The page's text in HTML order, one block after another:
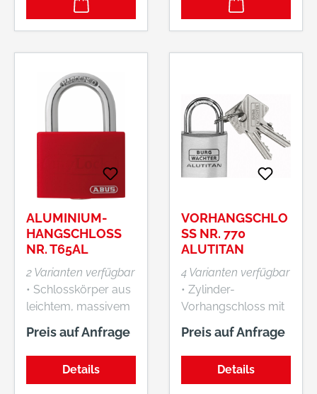
die perfekte
Ergänzung zum
Bügel für
Öffnen • IP
ALUMINIUM-
HANGSCHLOSS
NR. T65AL
2 Varianten verfügbar
• Schlosskörper aus
leichtem, massivem
Aluminium •
Innenteile aus
rostfreien Materialien
• Bügel aus
Preis auf Anfrage
Details
VORHANGSCHLO
SS NR. 770
ALUTITAN
4 Varianten verfügbar
• Zylinder-
Vorhangschloss mit
massivem
Aluminiumkörper •
Präzisions-
Schließwerk • Bügel
Preis auf Anfrage
Details